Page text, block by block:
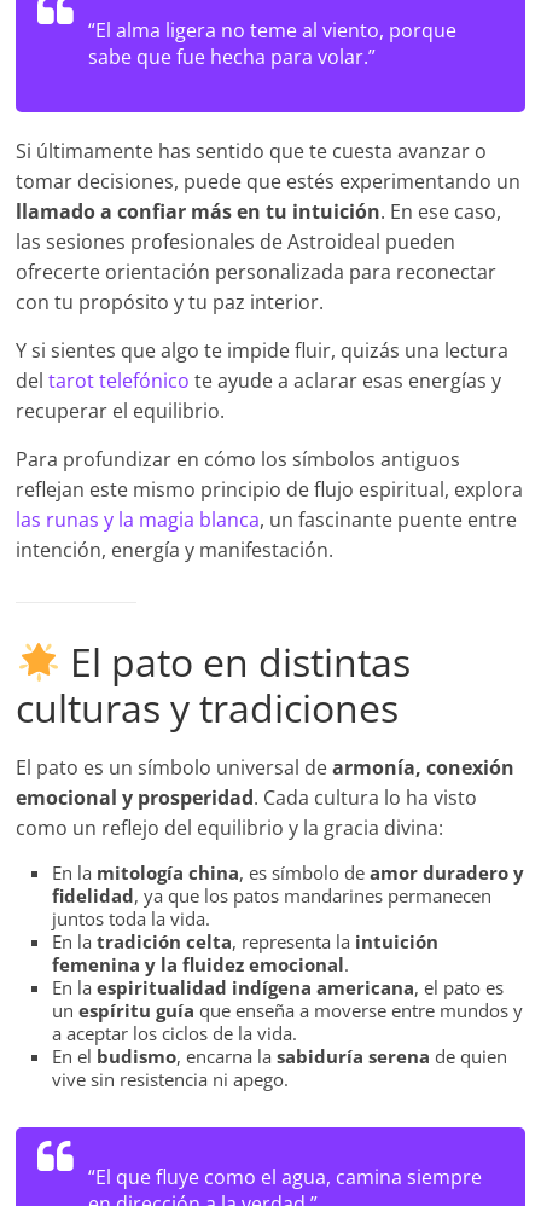
“El alma ligera no teme al viento, porque
sabe que fue hecha para volar.”
Si últimamente has sentido que te cuesta avanzar o
tomar decisiones, puede que estés experimentando un
llamado a confiar más en tu intuición. En ese caso,
las sesiones profesionales de Astroideal pueden
ofrecerte orientación personalizada para reconectar
con tu propósito y tu paz interior.
Y si sientes que algo te impide fluir, quizás una lectura
deltarot telefónico te ayude a aclarar esas energías y
recuperar el equilibrio.
Para profundizar en cómo los símbolos antiguos
reflejan este mismo principio de flujo espiritual, explora
las runas y la magia blanca, un fascinante puente entre
intención, energía y manifestación.
El pato en distintas
culturas y tradiciones
El pato es un símbolo universal dearmonía, conexión
emocional y prosperidad. Cada cultura lo ha visto
como un reflejo del equilibrio y la gracia divina:
En la mitología china, es símbolo deamor duradero y
fidelidad, ya que los patos mandarines permanecen
juntos toda la vida.
En latradición celta, representa la intuición
femenina y la fluidez emocional.
En laespiritualidad indígena americana, el pato es
unespíritu guía que enseña a moverse entre mundos y
a aceptar los ciclos de la vida.
En el budismo, encarna lasabiduría serena de quien
vive sin resistencia ni apego.
“El que fluye como el agua, camina siempre